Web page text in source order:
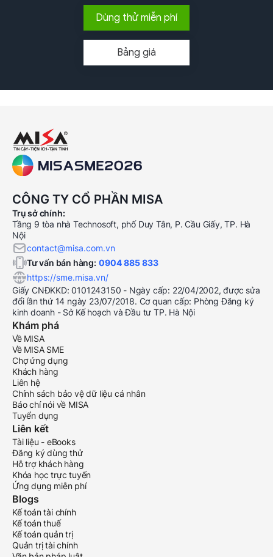
Dùng thử miễn phí
Bảng giá
CÔNG TY CỔ PHẦN MISA
Trụ sở chính:
Tầng 9 tòa nhà Technosoft, phố Duy Tân, P. Cầu Giấy, TP. Hà
Nội
contact@misa.com.vn
Tư vấn bán hàng: 0904 885 833
https://sme.misa.vn/
Giấy CNĐKKD: 0101243150 - Ngày cấp: 22/04/2002, được sửa
đổi lần thứ 14 ngày 23/07/2018. Cơ quan cấp: Phòng Đăng ký
kinh doanh - Sở Kế hoạch và Đầu tư TP. Hà Nội
Khám phá
Về MISA
Về MISA SME
Chợ ứng dụng
Khách hàng
Liên hệ
Chính sách bảo vệ dữ liệu cá nhân
Báo chí nói về MISA
Tuyển dụng
Liên kết
Tài liệu - eBooks
Đăng ký dùng thử
Hỗ trợ khách hàng
Khóa học trực tuyến
Ứng dụng miễn phí
Blogs
Kế toán tài chính
Kế toán thuế
Kế toán quản trị
Quản trị tài chính